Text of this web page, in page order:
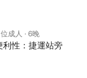
成人 · 6晚
利性：捷運站旁